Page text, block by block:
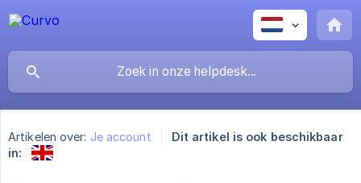
Artikelen over: Je account
Dit artikel is ook beschikbaar
in: